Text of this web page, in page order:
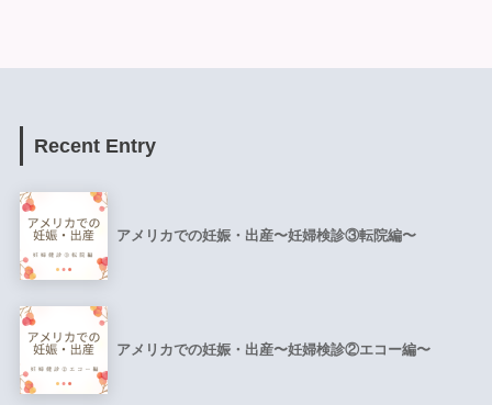
Recent Entry
アメリカでの妊娠・出産〜妊婦検診③転院編〜
アメリカでの妊娠・出産〜妊婦検診②エコー編〜